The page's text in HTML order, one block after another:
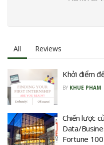
All Reviews
Khởi điểm
BY KHUE PHAM
Chiến lược
Data/
Fortune